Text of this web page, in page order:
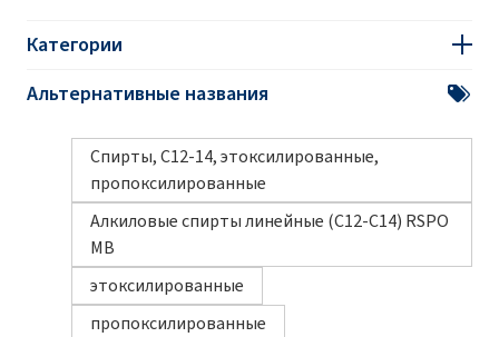
Категории
Альтернативные названия
Спирты, C12-14, этоксилированные,
пропоксилированные
Алкиловые спирты линейные (С12-С14) RSPO
MB
этоксилированные
пропоксилированные